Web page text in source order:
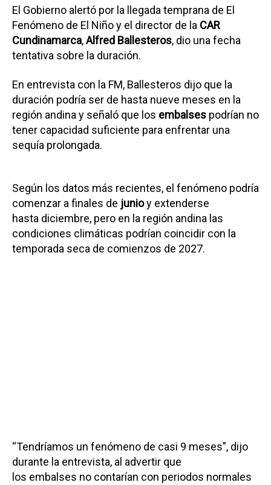
El Gobierno alertó por la llegada temprana de El
Fenómeno de El Niño y el director de la CAR
Cundinamarca,Alfred Ballesteros, dio una fecha
tentativa sobre la duración.
En entrevista con la FM, Ballesteros dijo que la
duración podría ser de hasta nueve meses en la
región andina y señaló que los embalses podrían no
tener capacidad suficiente para enfrentar una
sequía prolongada.
Según los datos más recientes, el fenómeno podría
comenzar a finales de junioy extenderse
hasta diciembre, pero en la región andina las
condiciones climáticas podrían coincidir con la
temporada seca de comienzos de 2027.
“Tendríamos un fenómeno de casi 9 meses”, dijo
durante la entrevista, al advertir que
los embalses no contarían con periodos normales